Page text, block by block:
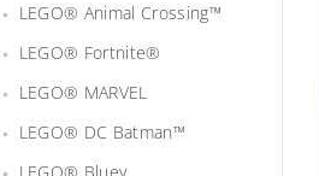
LEGO® Animal Crossing™
LEGO® Fortnite®
LEGO® MARVEL
LEGO® DC Batman™